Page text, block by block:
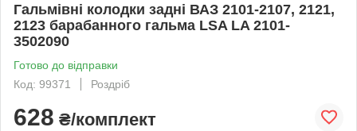
Гальмівні колодки задні ВАЗ 2101-2107, 2121,
2123 барабанного гальма LSA LA 2101-
3502090
Готово до відправки
Код: 99371
Роздріб
628 ₴/комплект